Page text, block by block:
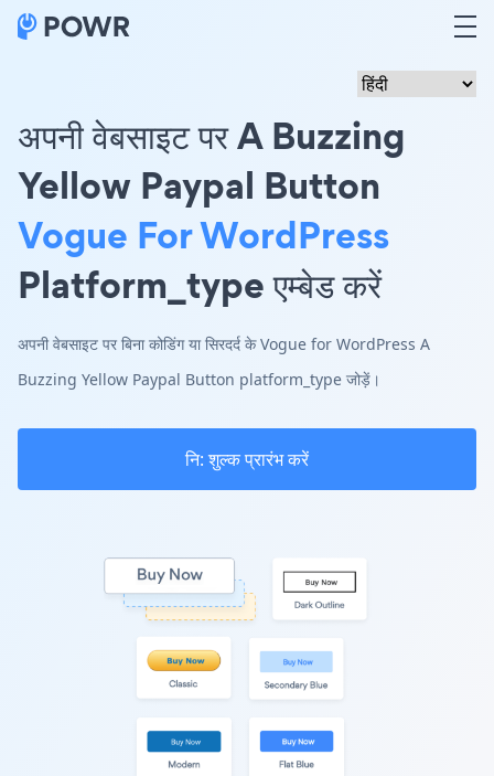
अपनी वेबसाइट पर A Buzzing
Yellow Paypal Button
Vogue For WordPress
Platform_type एम्बेड करें
अपनी वेबसाइट पर बिना कोडिंग या सिरदर्द के Vogue for WordPress A
Buzzing Yellow Paypal Button platform_type जोड़ें।
नि: शुल्क प्रारंभ करें